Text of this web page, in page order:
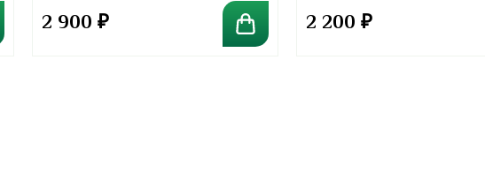
2 900 ₽ 2 200 ₽